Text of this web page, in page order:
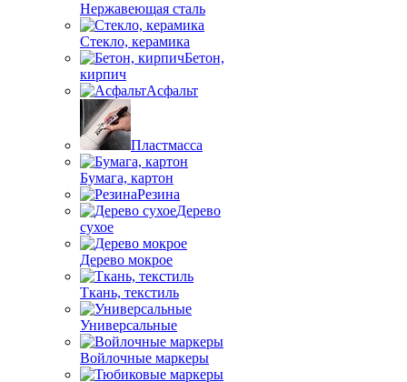
Нержавеющая сталь
Стекло, керамика
Бетон,
кирпич
Асфальт
Пластмасса
Бумага, картон
Резина
Дерево
сухое
Дерево мокрое
Ткань, текстиль
Универсальные
Войлочные маркеры